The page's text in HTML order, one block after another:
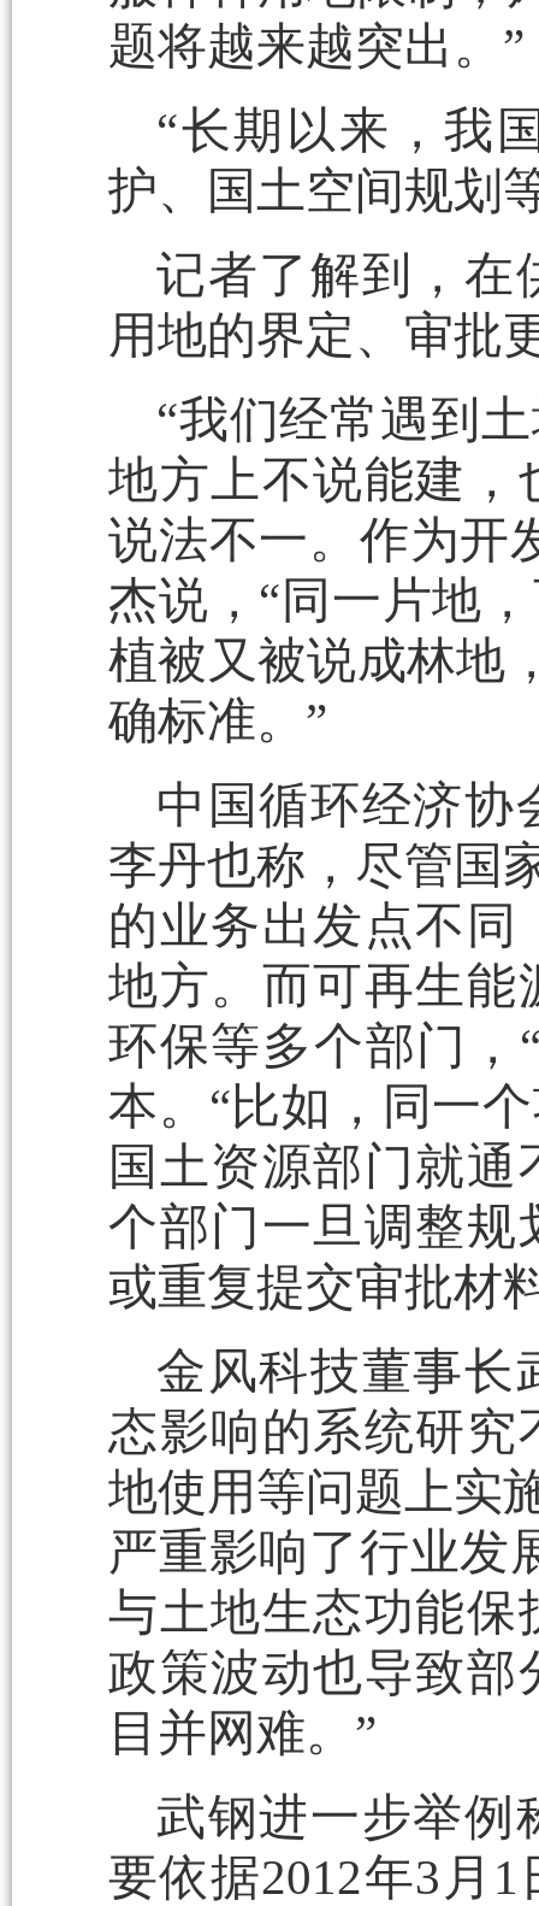
题将越来越突出。”
“长期以来，我
护、国土空间规划
记者了解到，在
用地的界定、审批
“我们经常遇到
地方上不说能建，
说法不一。作为开
杰说，“同一片地
植被又被说成林地
确标准。”
中国循环经济协
李丹也称，尽管国
的业务出发点不
地方。而可再生能
环保等多个部门，
本。“比如，同一
国土资源部门就
个部门一旦调整规
或重复提交审批材
金风科技董事长
态影响的系统研
地使用等问题上实
严重影响了行业发
与土地生态功能保
政策波动也导致部
目并网难。”
武钢进一步举例
要依据2012年3月